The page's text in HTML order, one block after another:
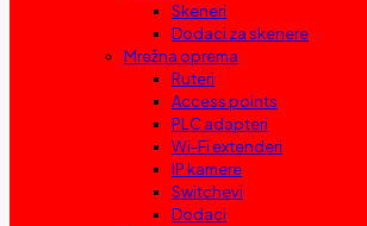
Skeneri
Dodaci za skenere
Mrežna oprema
Ruteri
Access points
PLC adapteri
Wi-Fi extenderi
IP kamere
Switchevi
Dodaci